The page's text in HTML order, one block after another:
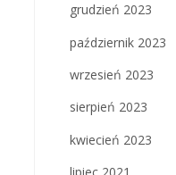
grudzień 2023
październik 2023
wrzesień 2023
sierpień 2023
kwiecień 2023